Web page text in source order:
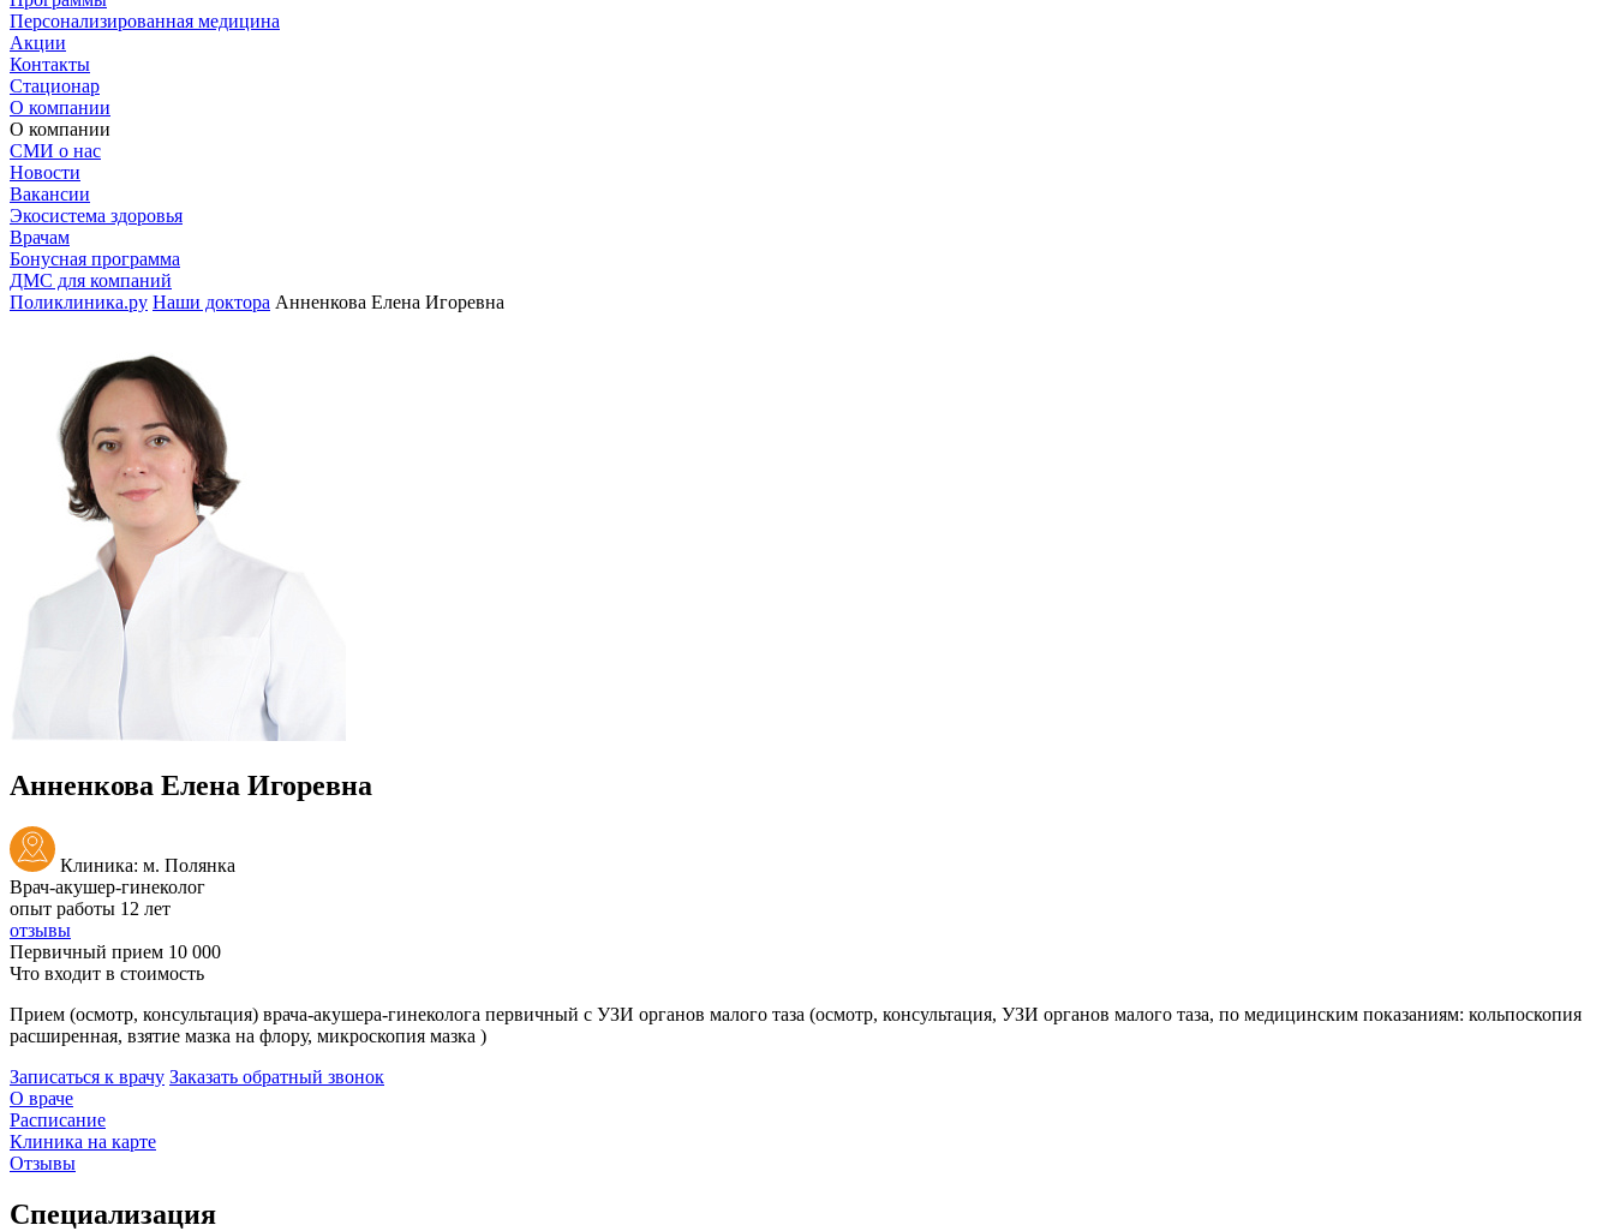
Персонализированная медицина
Акции
Контакты
Стационар
О компании
О компании
СМИ о нас
Новости
Вакансии
Экосистема здоровья
Врачам
Бонусная программа
ДМС для компаний
Поликлиника.ру Наши доктора Анненкова Елена Игоревна
Анненкова Елена Игоревна
Клиника: м. Полянка
Врач-акушер-гинеколог
опыт работы 12 лет
отзывы
Первичный прием 10 000
Что входит в стоимость
Прием (осмотр, консультация) врача-акушера-гинеколога первичный с УЗИ органов малого таза (осмотр, консультация, УЗИ органов малого таза, по медицинским показаниям: кольпоскопия
расширенная, взятие мазка на флору, микроскопия мазка )
Записаться к врачу Заказать обратный звонок
О враче
Расписание
Клиника на карте
Отзывы
Специализация